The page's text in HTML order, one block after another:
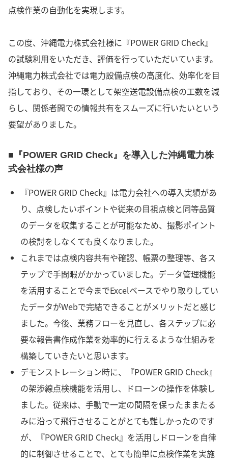
点検作業の自動化を実現します。
この度、沖縄電力株式会社様に『POWER GRID Check』
の試験利用をいただき、評価を行っていただいています。
沖縄電力株式会社では電力設備点検の高度化、効率化を目
指しており、その一環として架空送電設備点検の工数を減
らし、関係者間での情報共有をスムーズに行いたいという
要望がありました。
■『POWER GRID Check』を導入した沖縄電力株
式会社様の声
『POWER GRID Check』は電力会社への導入実績があ
り、点検したいポイントや従来の目視点検と同等品質
のデータを収集することが可能なため、撮影ポイント
の検討をしなくても良くなりました。
これまでは点検内容共有や確認、帳票の整理等、各ス
テップで手間暇がかかっていました。データ管理機能
を活用することで今までExcelベースでやり取りしてい
たデータがWebで完結できることがメリットだと感じ
ました。今後、業務フローを見直し、各ステップに必
要な報告書作成作業を効率的に行えるような仕組みを
構築していきたいと思います。
デモンストレーション時に、『POWER GRID Check』
の架渉線点検機能を活用し、ドローンの操作を体験し
ました。従来は、手動で一定の間隔を保ったままたる
みに沿って飛行させることがとても難しかったのです
が、『POWER GRID Check』を活用しドローンを自律
的に制御させることで、とても簡単に点検作業を実施